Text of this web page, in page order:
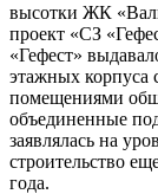
высотки ЖК
проект «СЗ
«Гефест»
этажных корпуса
помещениями
объединенные
заявлялась на
строительство
года.